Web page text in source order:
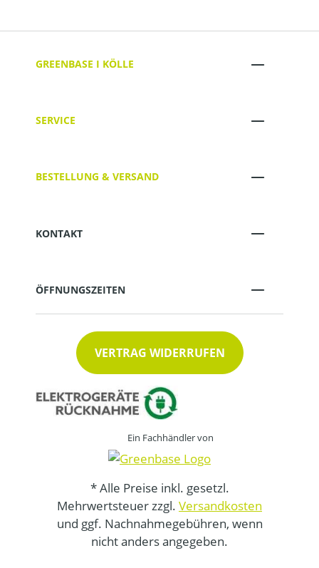
GREENBASE I KÖLLE
SERVICE
BESTELLUNG & VERSAND
KONTAKT
ÖFFNUNGSZEITEN
VERTRAG WIDERRUFEN
Ein Fachhändler von
* Alle Preise inkl. gesetzl.
Mehrwertsteuer zzgl. Versandkosten
und ggf. Nachnahmegebühren, wenn
nicht anders angegeben.